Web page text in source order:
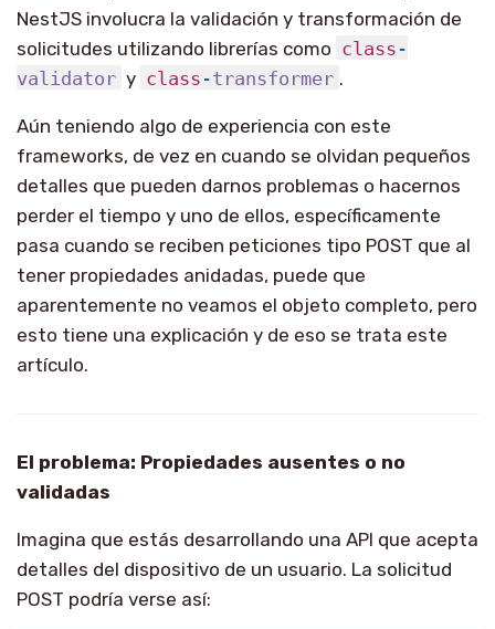
NestJS involucra la validación y transformación de
solicitudes utilizando librerías como class -
validator y class -transformer .
Aún teniendo algo de experiencia con este
frameworks, de vez en cuando se olvidan pequeños
detalles que pueden darnos problemas o hacernos
perder el tiempo y uno de ellos, específicamente
pasa cuando se reciben peticiones tipo POST que al
tener propiedades anidadas, puede que
aparentemente no veamos el objeto completo, pero
esto tiene una explicación y de eso se trata este
artículo.
El problema: Propiedades ausentes o no
validadas
Imagina que estás desarrollando una API que acepta
detalles del dispositivo de un usuario. La solicitud
POST podría verse así: